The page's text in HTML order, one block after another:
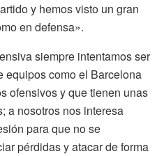
y hemos visto un gran
en defensa».
siempre intentamos ser
equipos como el Barcelona
ofensivos y que tienen unas
a nosotros nos interesa
para que no se
pérdidas y atacar de forma